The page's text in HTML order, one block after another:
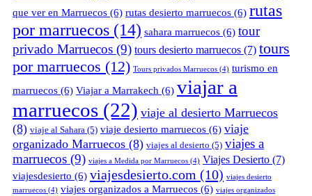
que ver en Marruecos (6) rutas desierto marruecos (6) rutas
por marruecos (14) sahara marruecos (6) tour
privado Marruecos (9) tours desierto marruecos (7) tours
por marruecos (12) Tours privados Marruecos (4) turismo en
marruecos (6) Viajar a Marrakech (6) viajar a
marruecos (22) viaje al desierto Marruecos
(8) viaje al Sahara (5) viaje desierto marruecos (6) viaje
organizado Marruecos (8) viajes al desierto (5) viajes a
marruecos (9) viajes a Medida por Marruecos (4) Viajes Desierto (7)
viajesdesierto (6) viajesdesierto.com (10) viajes desierto
marruecos (4) viajes organizados a Marruecos (6) viajes organizados